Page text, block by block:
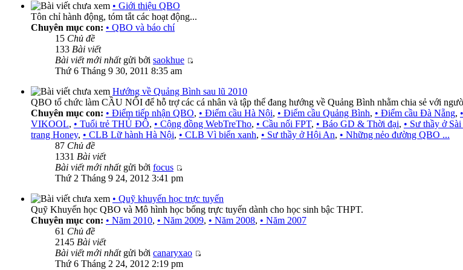
• Giới thiệu QBO
Tôn chỉ hành động, tóm tắt các hoạt động...
Chuyên mục con: • QBO và báo chí
15 Chủ đề
133 Bài viết
Bài viết mới nhấtgửi bởi saokhue
Thứ 6 Tháng 9 30, 2011 8:35 am
Hướng về Quảng Bình sau lũ 2010
QBO tổ chức làm CẦU NỐI để hỗ trợ các cá nhân và tập thể đang hướng về Quảng Bình nhằm chia sẻ với
Chuyên mục con: • Điểm tiếp nhận QBO, • Điểm cầu Hà Nội, • Điểm cầu Quảng Bình, • Điểm cầu Đà Nẵng,
VIKOOL, • Tuổi trẻ THỦ ĐÔ, • Cộng đồng WebTreTho, • Cầu nối FPT, • Báo GD & Thời đại, • Sư thầy ở
trang Honey, • CLB Lữ hành Hà Nội, • CLB Vì biển xanh, • Sư thầy ở Hội An, • Những nẻo đường QBO ...
87 Chủ đề
1331 Bài viết
Bài viết mới nhấtgửi bởi focus
Thứ 2 Tháng 9 24, 2012 3:41 pm
• Quỹ khuyến học trực tuyến
Quỹ Khuyến học QBO và Mô hình học bổng trực tuyến dành cho học sinh bậc THPT.
Chuyên mục con: • Năm 2010, • Năm 2009, • Năm 2008, • Năm 2007
61 Chủ đề
2145 Bài viết
Bài viết mới nhấtgửi bởi canaryxao
Thứ 6 Tháng 2 24, 2012 2:19 pm